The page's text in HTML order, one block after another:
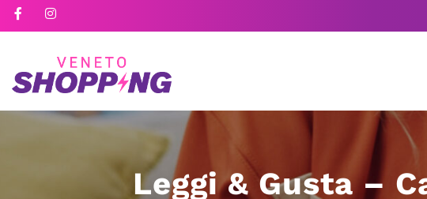
Leggi & Gusta –